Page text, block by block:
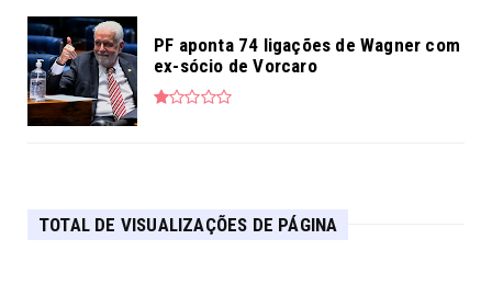
PF aponta 74 ligações de Wagner com
ex-sócio de Vorcaro
TOTAL DE VISUALIZAÇÕES DE PÁGINA